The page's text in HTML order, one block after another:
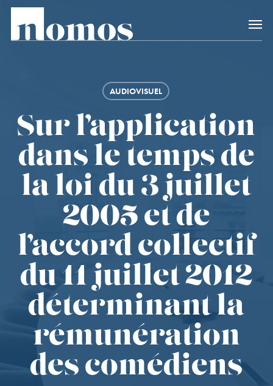
Skip
main
Accès rapide
AUDIOVISUEL
Sur l’application
dans le temps de
la loi du 3 juillet
2005 et de
l’accord collectif
du 11 juillet 2012
déterminant la
rémunération
des comédiens